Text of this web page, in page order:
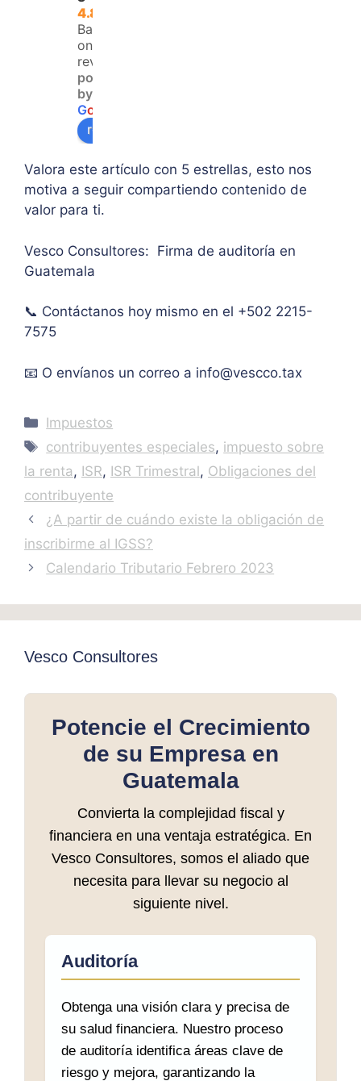
4.8
Based
on 120
reviews
powered
by
Go
review us on
oría
pers
mont
o
de
has
Valora este artículo con 5 estrellas, esto nos
motiva a seguir compartiendo contenido de
valor para ti.
Vesco Consultores: Firma de auditoría en
Guatemala
📞 Contáctanos hoy mismo en el +502 2215-
7575
📧 O envíanos un correo a info@vescco.tax
Categories
Impuestos
Tags
contribuyentes especiales, impuesto sobre
la renta, ISR, ISR Trimestral, Obligaciones del
contribuyente
¿A partir de cuándo existe la obligación de
inscribirme al IGSS?
Calendario Tributario Febrero 2023
Vesco Consultores
Potencie el Crecimiento
de su Empresa en
Guatemala
Convierta la complejidad fiscal y
financiera en una ventaja estratégica. En
Vesco Consultores, somos el aliado que
necesita para llevar su negocio al
siguiente nivel.
Auditoría
Obtenga una visión clara y precisa de
su salud financiera. Nuestro proceso
de auditoría identifica áreas clave de
riesgo y mejora, garantizando la